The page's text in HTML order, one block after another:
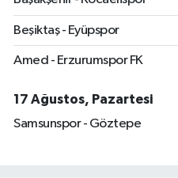
Beşiktaş - Eyüpspor
Amed - Erzurumspor FK
17 Ağustos, Pazartesi
Samsunspor - Göztepe